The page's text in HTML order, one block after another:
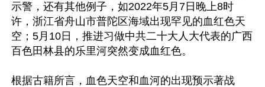
示警，还有其他例子，如2022年5月7日晚上8时
许，浙江省舟山市普陀区海域出现罕见的血红色天
空；5月10日，推进习做中共二十大人大代表的广西
百色田林县的乐里河突然变成血红色。
根据古籍所言，血色天空和血河的出现预示著战